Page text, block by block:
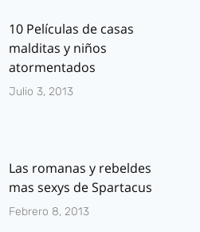
10 Películas de casas
malditas y niños
atormentados
Julio 3, 2013
Las romanas y rebeldes
mas sexys de Spartacus
Febrero 8, 2013